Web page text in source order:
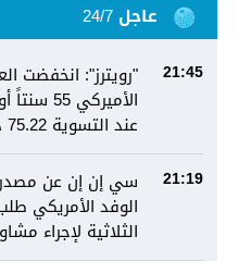
عاجل 24/7
21:45
"رويترز": انخفضت
عند التسوية 75.22 دولاراً للبرميل
21:19
سي إن إن عن مصدر
الوفد الأمريكي
الثلاثية لإجراء